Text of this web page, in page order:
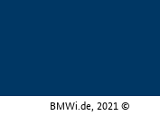
BMWi.de, 2021 ©